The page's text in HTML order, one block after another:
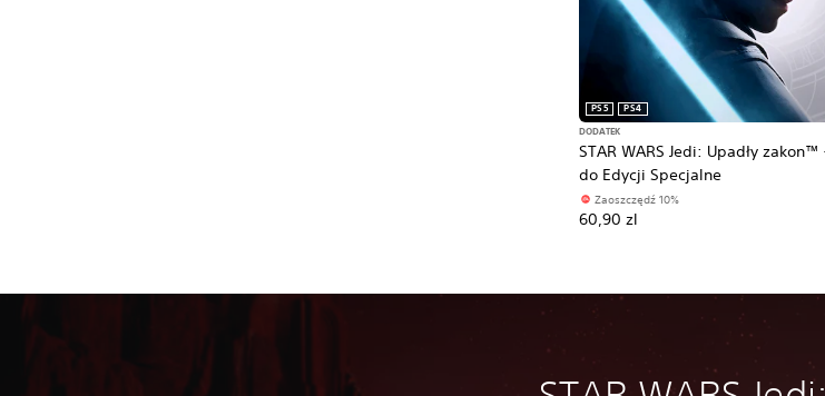
STAR WARS Jedi: Upadły
do Edycji Specjalne
PS5
PS4
DODATEK
Zaoszczędź 10%
60,90 zl